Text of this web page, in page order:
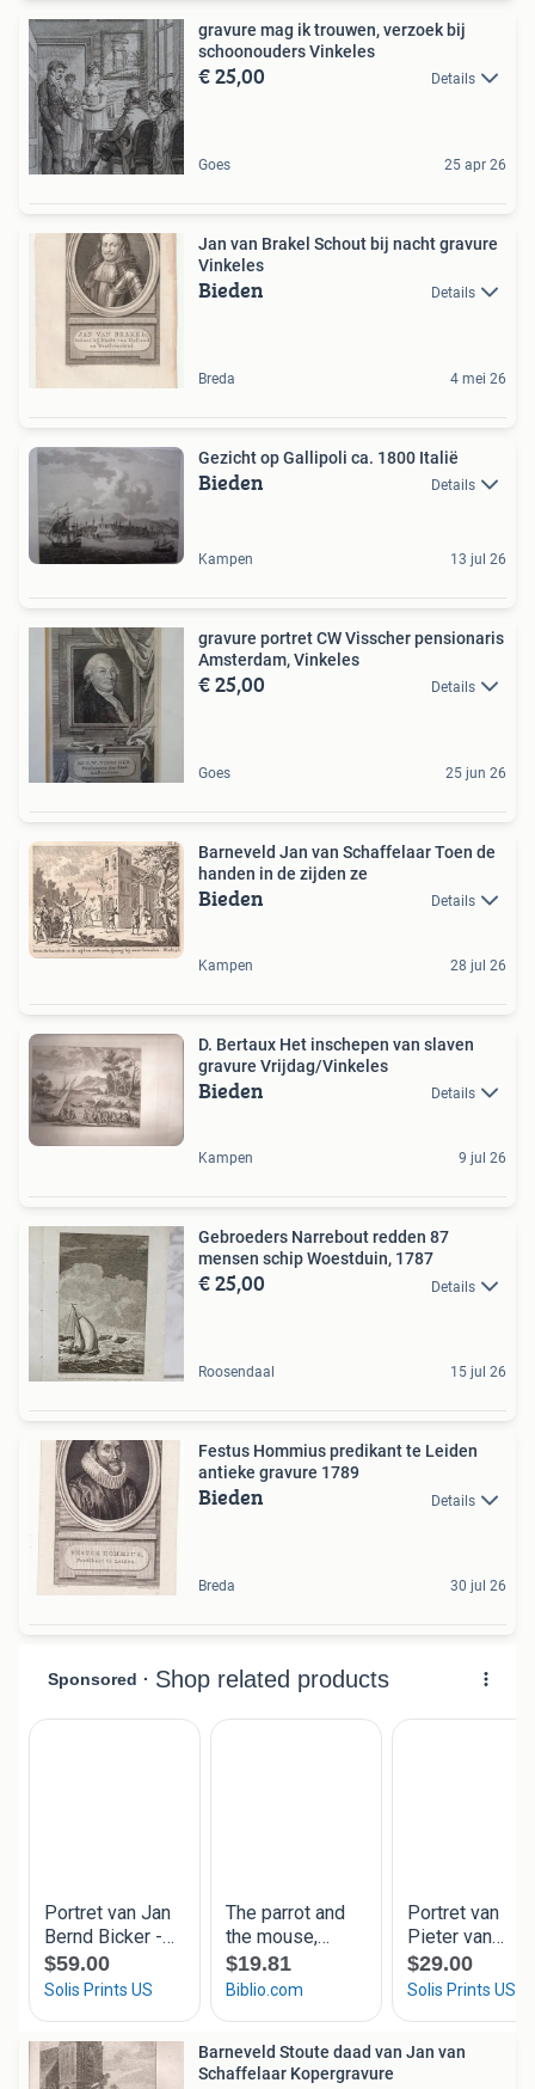
gravure mag ik trouwen, verzoek bij
schoonouders Vinkeles
€ 25,00 Details
Goes 25 apr 26
Jan van Brakel Schout bij nacht gravure
Vinkeles
Bieden Details
Breda 4 mei 26
Gezicht op Gallipoli ca. 1800 Italië
Bieden Details
Kampen 13 jul 26
gravure portret CW Visscher pensionaris
Amsterdam, Vinkeles
€ 25,00 Details
Goes 25 jun 26
Barneveld Jan van Schaffelaar Toen de
handen in de zijden ze
Bieden Details
Kampen 28 jul 26
D. Bertaux Het inschepen van slaven
gravure Vrijdag/Vinkeles
Bieden Details
Kampen 9 jul 26
Gebroeders Narrebout redden 87
mensen schip Woestduin, 1787
€ 25,00 Details
Roosendaal 15 jul 26
Festus Hommius predikant te Leiden
antieke gravure 1789
Bieden Details
Breda 30 jul 26
Barneveld Stoute daad van Jan van
Schaffelaar Kopergravure